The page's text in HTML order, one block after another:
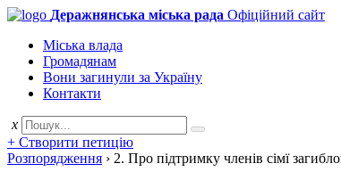
Деражнянська міська рада Офіційний сайт
Міська влада
Громадянам
Вони загинули за Україну
Контакти
x
+ Створити петицію
Розпорядження › 2. Про підтримку членів сімї